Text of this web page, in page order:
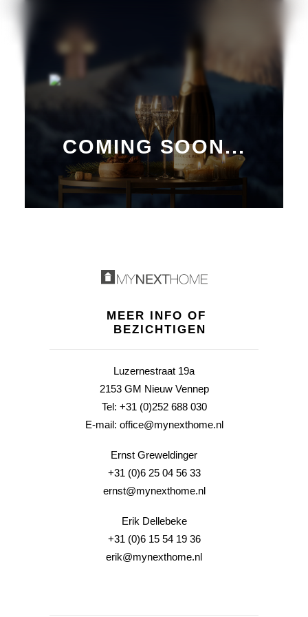
COMING SOON...
MEER INFO OF
BEZICHTIGEN
Luzernestraat 19a
2153 GM Nieuw Vennep
Tel: +31 (0)252 688 030
E-mail: office@mynexthome.nl
Ernst Greweldinger
+31 (0)6 25 04 56 33
ernst@mynexthome.nl
Erik Dellebeke
+31 (0)6 15 54 19 36
erik@mynexthome.nl